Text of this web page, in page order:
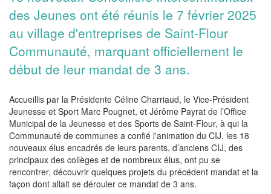
des Jeunes ont été réunis le 7 février 2025
au village d'entreprises de Saint-Flour
Communauté, marquant officiellement le
début de leur mandat de 3 ans.
Accueillis par la Présidente Céline Charriaud, le Vice-Président
Jeunesse et Sport Marc Pougnet, et Jérôme Payrat de l’Office
Municipal de la Jeunesse et des Sports de Saint-Flour, à qui la
Communauté de communes a confié l'animation du CIJ, les 18
nouveaux élus encadrés de leurs parents, d’anciens CIJ, des
principaux des collèges et de nombreux élus, ont pu se
rencontrer, découvrir quelques projets du précédent mandat et la
façon dont allait se dérouler ce mandat de 3 ans.